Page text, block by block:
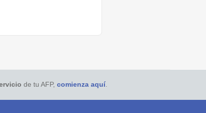
de tu AFP, comienza aquí.